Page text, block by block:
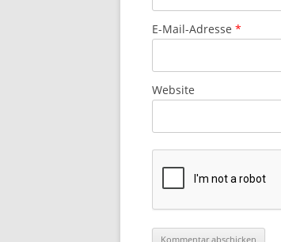
E-Mail-Adresse *
Website